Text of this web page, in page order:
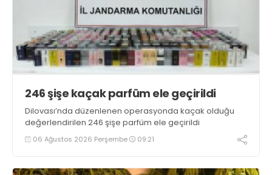
246 şişe kaçak parfüm ele geçirildi
Dilovası’nda düzenlenen operasyonda kaçak olduğu
değerlendirilen 246 şişe parfüm ele geçirildi
06 Ağustos 2026 Perşembe 09:21